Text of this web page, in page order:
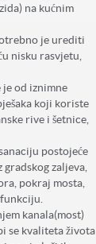
na kućnim
je urediti
nisku rasvjetu,
je od iznimne
koji koriste
rive i šetnice,
postojeće
zaljeva,
pokraj mosta,
kanala(most)
se kvaliteta života